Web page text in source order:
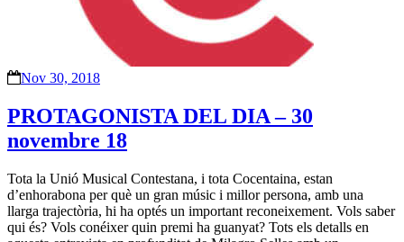
Nov 30, 2018
PROTAGONISTA DEL DIA – 30
novembre 18
Tota la Unió Musical Contestana, i tota Cocentaina, estan
d’enhorabona per què un gran músic i millor persona, amb una
llarga trajectòria, hi ha optés un important reconeixement. Vols saber
qui és? Vols conéixer quin premi ha guanyat? Tots els detalls en